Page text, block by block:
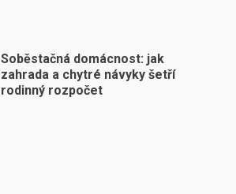
Soběstačná domácnost: jak
zahrada a chytré návyky šetří
rodinný rozpočet